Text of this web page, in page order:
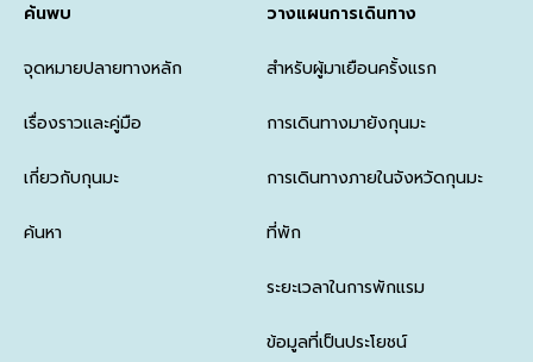
ค้นพบ
จุดหมายปลายทางหลัก
เรื่องราวและคู่มือ
เกี่ยวกับกุนมะ
ค้นหา
วางแผนการเดินทาง
สำหรับผู้มาเยือนครั้งแรก
การเดินทางมายังกุนมะ
การเดินทางภายในจังหวัดกุนมะ
ที่พัก
ระยะเวลาในการพักแรม
ข้อมูลที่เป็นประโยชน์